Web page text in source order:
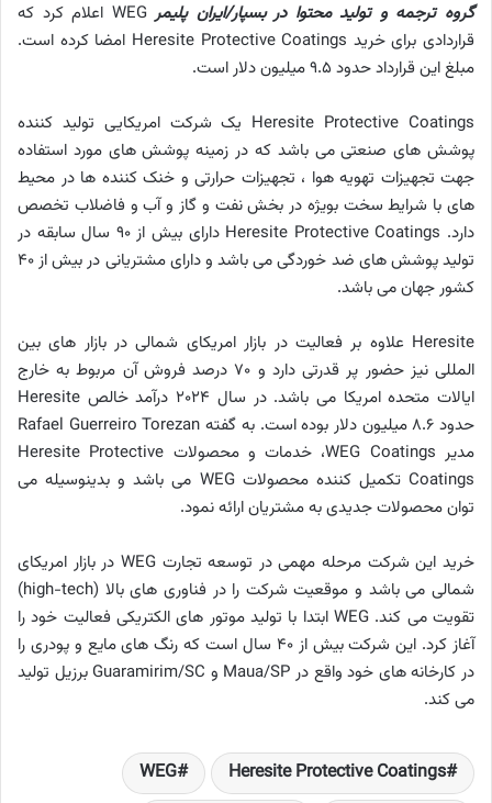
گروه ترجمه و تولید محتوا در بسپار/ایران پلیمر
WEG اعلام کرد که
قراردادی برای خرید Heresite Protective Coatings امضا کرده است.
مبلغ این قرارداد حدود 9.5 میلیون دلار است.
Heresite Protective Coatings یک شرکت امریکایی تولید کننده
پوشش های صنعتی می باشد که در زمینه پوشش های مورد استفاده
جهت تجهیزات تهویه هوا ، تجهیزات حرارتی و خنک کننده ها در محیط
های با شرایط سخت بویژه در بخش نفت و گاز و آب و فاضلاب تخصص
دارد. Heresite Protective Coatings دارای بیش از 90 سال سابقه در
تولید پوشش های ضد خوردگی می باشد و دارای مشتریانی در بیش از 40
کشور جهان می باشد.
Heresite علاوه بر فعالیت در بازار امریکای شمالی در بازار های بین
المللی نیز حضور پر قدرتی دارد و 70 درصد فروش آن مربوط به خارج
ایالات متحده امریکا می باشد. در سال 2024 درآمد خالص Heresite
حدود 8.6 میلیون دلار بوده است. به گفته Rafael Guerreiro Torezan
مدیر WEG Coatings، خدمات و محصولات Heresite Protective
Coatings تکمیل کننده محصولات WEG می باشد و بدینوسیله می
توان محصولات جدیدی به مشتریان ارائه نمود.
خرید این شرکت مرحله مهمی در توسعه تجارت WEG در بازار امریکای
شمالی می باشد و موقعیت شرکت را در فناوری های بالا (high-tech)
تقویت می کند. WEG ابتدا با تولید موتور های الکتریکی فعالیت خود را
آغاز کرد. این شرکت بیش از 40 سال است که رنگ های مایع و پودری را
در کارخانه های خود واقع در Maua/SP و Guaramirim/SC برزیل تولید
می کند.
Heresite Protective Coatings
WEG